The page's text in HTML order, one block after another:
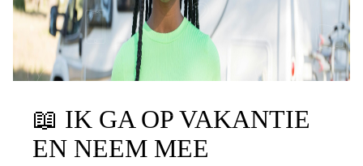
📖 IK GA OP VAKANTIE
EN NEEM MEE